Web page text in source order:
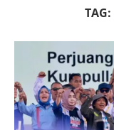
TAG: